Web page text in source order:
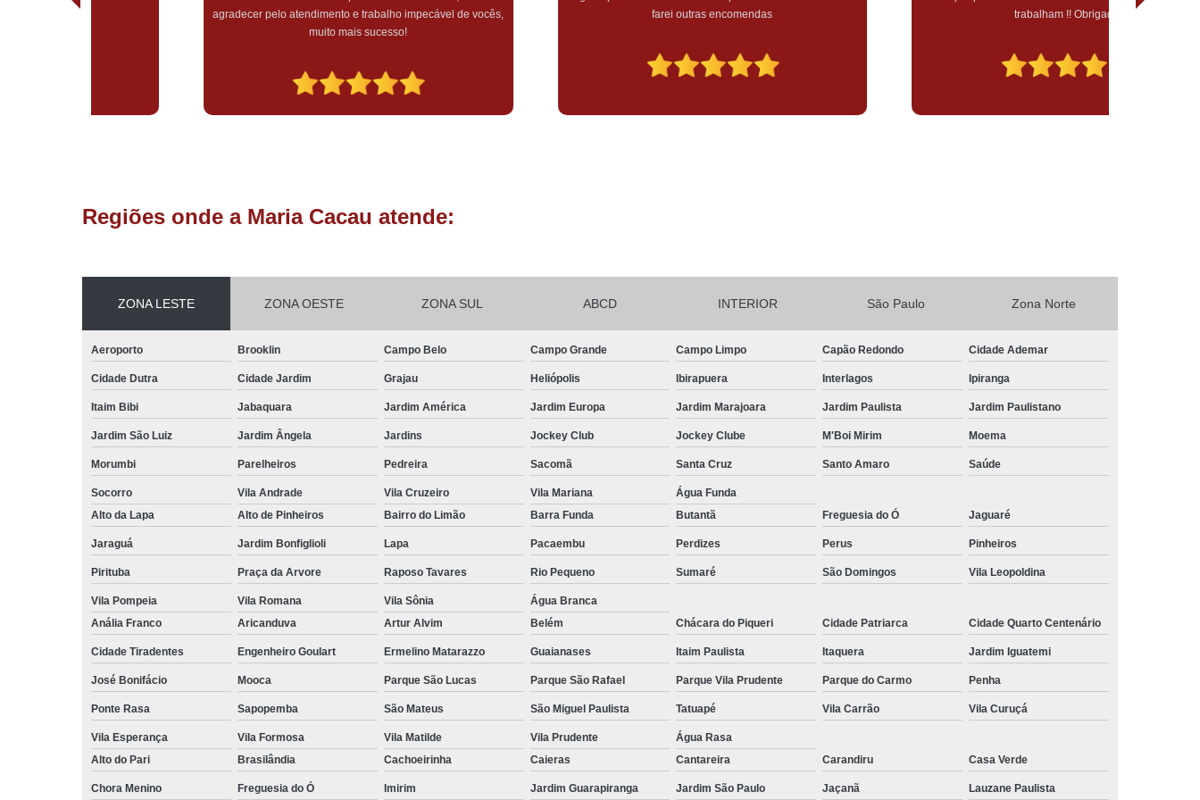
agradecer pelo atendimento e trabalho impecável de vocês,
farei outras encomendas
Regiões onde a Maria Cacau atende:
ZONA LESTE ZONA OESTE ZONA SUL ABCD INTERIOR São Paulo Zona Norte
Aeroporto Brooklin Campo Belo Campo Grande Campo Limpo Capão Redondo Cidade Ademar
Cidade Dutra Cidade Jardim Grajau Heliópolis Ibirapuera Interlagos Ipiranga
Itaim Bibi Jabaquara Jardim América Jardim Europa Jardim Marajoara Jardim Paulista Jardim Paulistano
Jardim São Luiz Jardim Ângela Jardins Jockey Club Jockey Clube M'Boi Mirim Moema
Morumbi Parelheiros Pedreira Sacomã Santa Cruz Santo Amaro Saúde
Socorro Vila Andrade Vila Cruzeiro Vila Mariana
Água Funda
Alto da Lapa
Alto de Pinheiros Bairro do Limão Barra Funda Butantã Freguesia do Ó Jaguaré
Jaraguá Jardim Bonfiglioli Lapa Pacaembu Perdizes Perus Pinheiros
Pirituba Praça da Arvore Raposo Tavares Rio Pequeno Sumaré São Domingos Vila Leopoldina
Vila Pompeia Vila Romana Vila Sônia
Água Branca
Anália Franco
Aricanduva Artur Alvim Belém Chácara do Piqueri Cidade Patriarca Cidade Quarto Centenário
Cidade Tiradentes Engenheiro Goulart Ermelino Matarazzo Guaianases Itaim Paulista Itaquera Jardim Iguatemi
José Bonifácio Mooca Parque São Lucas Parque São Rafael Parque Vila Prudente Parque do Carmo Penha
Ponte Rasa Sapopemba São Mateus São Miguel Paulista Tatuapé Vila Carrão Vila Curuçá
Vila Esperança Vila Formosa Vila Matilde Vila Prudente
Água Rasa
Alto do Pari
Brasilândia Cachoeirinha Caieras Cantareira Carandiru Casa Verde
Chora Menino Freguesia do Ó Imirim Jardim Guarapiranga Jardim São Paulo Jaçanã Lauzane Paulista